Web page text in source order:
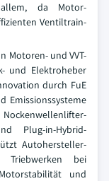
da Motor-
Ventiltrain-
Motoren- und VVT-
und Elektroheber
durch FuE
Emissionssysteme
Plug-in-Hybrid-
Autohersteller-
Triebwerken bei
und